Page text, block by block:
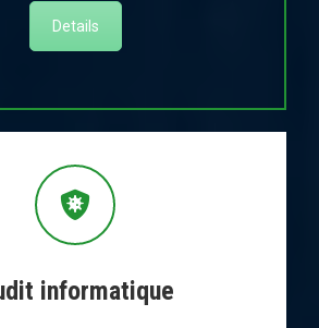
Details
informatique